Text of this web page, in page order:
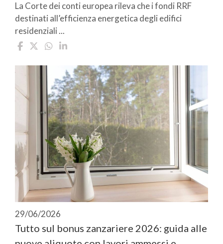
La Corte dei conti europea rileva che i fondi RRF
destinati all’efficienza energetica degli edifici
residenziali ...
29/06/2026
Tutto sul bonus zanzariere 2026: guida alle